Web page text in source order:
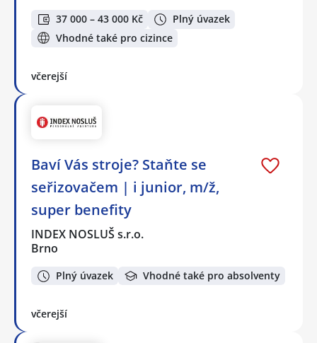
37 000 – 43 000 Kč
Plný úvazek
Vhodné také pro cizince
včerejší
Baví Vás stroje? Staňte se
seřizovačem | i junior, m/ž,
super benefity
INDEX NOSLUŠ s.r.o.
Brno
Plný úvazek Vhodné také pro absolventy
včerejší